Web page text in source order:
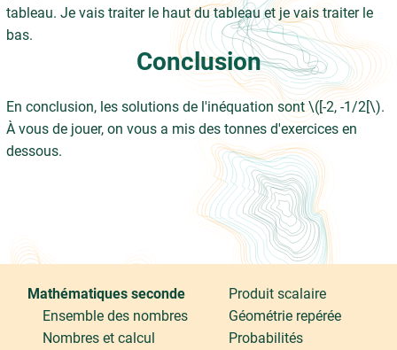
tableau. Je vais traiter le haut du tableau et je vais traiter le
bas.
Conclusion
En conclusion, les solutions de l'inéquation sont \([-2, -1/2[\).
À vous de jouer, on vous a mis des tonnes d'exercices en
dessous.
Mathématiques seconde
Ensemble des nombres
Nombres et calcul
Produit scalaire
Géométrie repérée
Probabilités